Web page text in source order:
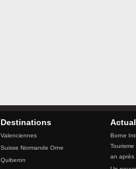
Destinations
Valenciennes
Suisse Normande Orne
Quiberon
Borne
an après